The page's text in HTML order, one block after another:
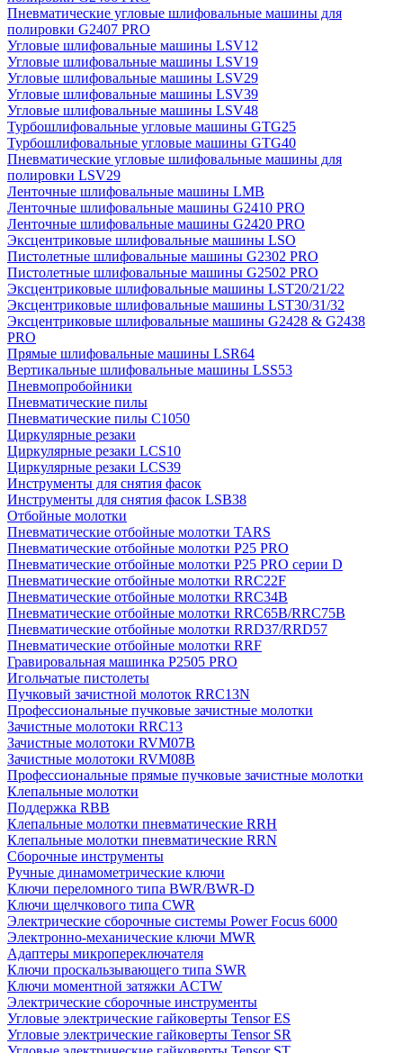
Пневматические угловые шлифовальные машины для
полировки G2407 PRO
Угловые шлифовальные машины LSV12
Угловые шлифовальные машины LSV19
Угловые шлифовальные машины LSV29
Угловые шлифовальные машины LSV39
Угловые шлифовальные машины LSV48
Турбошлифовальные угловые машины GTG25
Турбошлифовальные угловые машины GTG40
Пневматические угловые шлифовальные машины для
полировки LSV29
Ленточные шлифовальные машины LMB
Ленточные шлифовальные машины G2410 PRO
Ленточные шлифовальные машины G2420 PRO
Эксцентриковые шлифовальные машины LSO
Пистолетные шлифовальные машины G2302 PRO
Пистолетные шлифовальные машины G2502 PRO
Эксцентриковые шлифовальные машины LST20/21/22
Эксцентриковые шлифовальные машины LST30/31/32
Эксцентриковые шлифовальные машины G2428 & G2438
PRO
Прямые шлифовальные машины LSR64
Вертикальные шлифовальные машины LSS53
Пневмопробойники
Пневматические пилы
Пневматические пилы C1050
Циркулярные резаки
Циркулярные резаки LCS10
Циркулярные резаки LCS39
Инструменты для снятия фасок
Инструменты для снятия фасок LSB38
Отбойные молотки
Пневматические отбойные молотки TARS
Пневматические отбойные молотки P25 PRO
Пневматические отбойные молотки P25 PRO серии D
Пневматические отбойные молотки RRC22F
Пневматические отбойные молотки RRC34B
Пневматические отбойные молотки RRC65B/RRC75B
Пневматические отбойные молотки RRD37/RRD57
Пневматические отбойные молотки RRF
Гравировальная машинка P2505 PRO
Игольчатые пистолеты
Пучковый зачистной молоток RRC13N
Профессиональные пучковые зачистные молотки
Зачистные молотоки RRC13
Зачистные молотоки RVM07B
Зачистные молотоки RVM08B
Профессиональные прямые пучковые зачистные молотки
Клепальные молотки
Поддержка RBB
Клепальные молотки пневматические RRH
Клепальные молотки пневматические RRN
Сборочные инструменты
Ручные динамометрические ключи
Ключи переломного типа BWR/BWR-D
Ключи щелчкового типа CWR
Электрические сборочные системы Power Focus 6000
Электронно-механические ключи MWR
Адаптеры микропереключателя
Ключи проскальзывающего типа SWR
Ключи моментной затяжки ACTW
Электрические сборочные инструменты
Угловые электрические гайковерты Tensor ES
Угловые электрические гайковерты Tensor SR